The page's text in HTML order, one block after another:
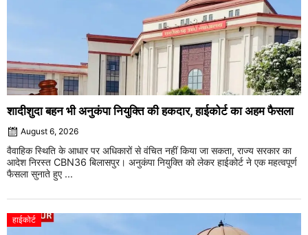
शादीशुदा बहन भी अनुकंपा नियुक्ति की हकदार, हाईकोर्ट का अहम फैसला
August 6, 2026
वैवाहिक स्थिति के आधार पर अधिकारों से वंचित नहीं किया जा सकता, राज्य सरकार का
आदेश निरस्त CBN36 बिलासपुर। अनुकंपा नियुक्ति को लेकर हाईकोर्ट ने एक महत्वपूर्ण
फैसला सुनाते हुए ...
हाईकोर्ट